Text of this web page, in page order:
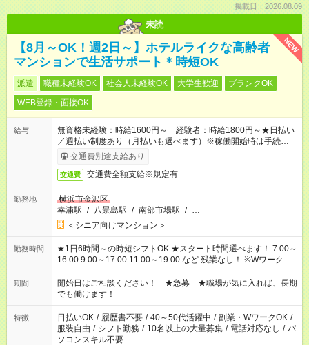
掲載日：2026.08.09
未読
NEW
【8月～OK！週2日～】ホテルライクな高齢者
マンションで生活サポート＊時短OK
派遣 職種未経験OK 社会人未経験OK 大学生歓迎
ブランクOK
WEB登録・面接OK
給与
無資格未経験：時給1600円～ 経験者：時給1800円～★日払い
／週払い制度あり（月払いも選べます）※稼働開始時は手続き完
了次第のお支払いとなります。
交通費別途支給あり
交通費 交通費全額支給※規定有
勤務地
横浜市金沢区
幸浦駅 / 八景島駅 / 南部市場駅 / …
＜シニア向けマンション＞
勤務時間
★1日6時間～の時短シフトOK ★スタート時間選べます！ 7:00～
16:00 9:00～17:00 11:00～19:00 など 残業なし！ ※Wワークの
場合、他のお仕事と合わせ週40時間超の就業はご案内できませ
ん ※法令に基づき、週20時間以上勤務は社会保険への加入対象
となります ※労働者派遣法（日雇い派遣の原則禁止）により、
短時間・短期間の就業はご案内が難しい場合があります
期間
開始日はご相談ください！ ★急募 ★職場が気に入れば、長期
でも働けます！
特徴 日払いOK / 履歴書不要 / 40～50代活躍中 / 副業・WワークOK /
服装自由 / シフト勤務 / 10名以上の大量募集 / 電話対応なし / パ
ソコンスキル不要